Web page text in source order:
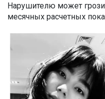
Нарушителю может
месячных расчетных